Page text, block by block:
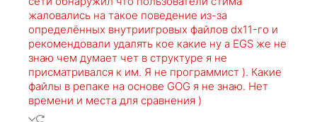
жаловались на такое поведение из-за
определённых внутриигровых файлов dx11-го и
рекомендовали удалять кое какие ну а EGS же не
знаю чем думает чет в структуре я не
присматривался к им. Я не программист ). Какие
файлы в репаке на основе GOG я не знаю. Нет
времени и места для сравнения )